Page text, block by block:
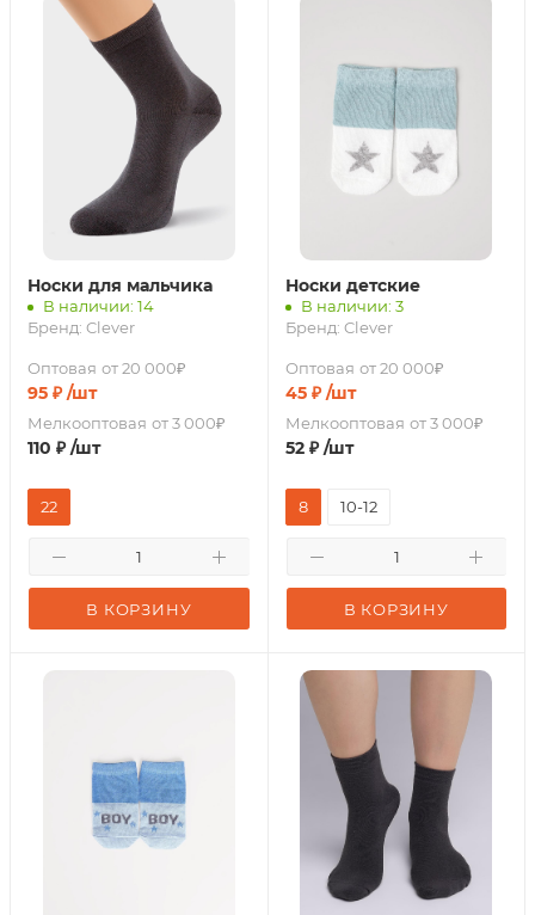
Носки для мальчика
В наличии: 14
Бренд: Clever
Оптовая от 20 000₽
95 ₽ /шт
Мелкооптовая от 3 000₽
110 ₽ /шт
В КОРЗИНУ
22
Носки детские
В наличии: 3
Бренд: Clever
Оптовая от 20 000₽
45₽ /шт
Мелкооптовая от 3 000₽
52₽ /шт
В КОРЗИНУ
8 10-12